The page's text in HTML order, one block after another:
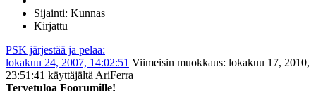
Sijainti: Kunnas
Kirjattu
PSK järjestää ja pelaa:
lokakuu 24, 2007, 14:02:51 Viimeisin muokkaus: lokakuu 17, 2010,
23:51:41 käyttäjältä AriFerra
Tervetuloa Foorumille!